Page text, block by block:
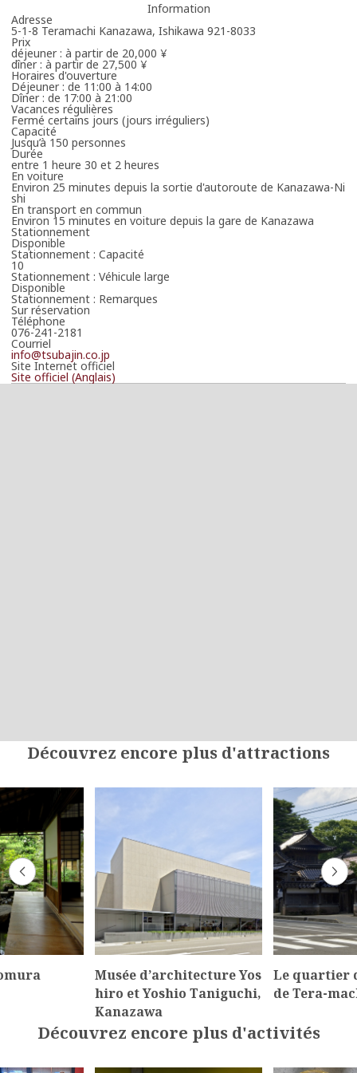
Information
Adresse
5-1-8 Teramachi Kanazawa, Ishikawa 921-8033
Prix
déjeuner : à partir de 20,000 ¥
dîner : à partir de 27,500 ¥
Horaires d'ouverture
Déjeuner : de 11:00 à 14:00
Dîner : de 17:00 à 21:00
Vacances régulières
Fermé certains jours (jours irréguliers)
Capacité
Jusqu’à 150 personnes
Durée
entre 1 heure 30 et 2 heures
En voiture
Environ 25 minutes depuis la sortie d'autoroute de Kanazawa-Ni
shi
En transport en commun
Environ 15 minutes en voiture depuis la gare de Kanazawa
Stationnement
Disponible
Stationnement : Capacité
10
Stationnement : Véhicule large
Disponible
Stationnement : Remarques
Sur réservation
Téléphone
076-241-2181
Courriel
info@tsubajin.co.jp
Site Internet officiel
Site officiel (Anglais)
Découvrez encore plus d'attractions
Musée d’architecture Yos
hiro et Yoshio Taniguchi,
Kanazawa
Le quartier
de Tera-
Découvrez encore plus d'activités